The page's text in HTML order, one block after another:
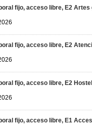
fijo, acceso libre, E2 Artes
fijo, acceso libre, E2
fijo, acceso libre, E2
fijo, acceso libre, E1